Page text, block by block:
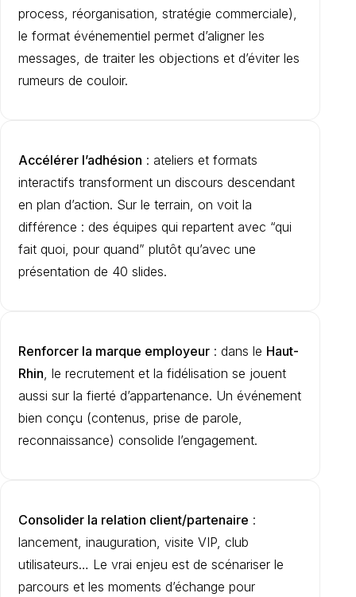
process, réorganisation, stratégie commerciale),
le format événementiel permet d’aligner les
messages, de traiter les objections et d’éviter les
rumeurs de couloir.
Accélérer l’adhésion : ateliers et formats
interactifs transforment un discours descendant
en plan d’action. Sur le terrain, on voit la
différence : des équipes qui repartent avec “qui
fait quoi, pour quand” plutôt qu’avec une
présentation de 40 slides.
Renforcer la marque employeur : dans le Haut-
Rhin , le recrutement et la fidélisation se jouent
aussi sur la fierté d’appartenance. Un événement
bien conçu (contenus, prise de parole,
reconnaissance) consolide l’engagement.
Consolider la relation client/partenaire :
lancement, inauguration, visite VIP, club
utilisateurs… Le vrai enjeu est de scénariser le
parcours et les moments d’échange pour